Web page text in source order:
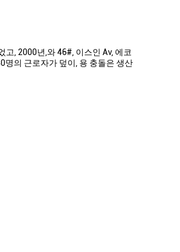
, 2000년,와 46#, 이스인 Av, 에코
명의 근로자가 덮이, 용 충돌은 생산